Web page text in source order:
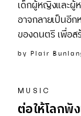
เด็กผู้หญิงและผู้ห
อาจกลายเป็นอี
ของดนตรี เพื่อส
by Plair
MUSIC
ต่อให้โลกพั